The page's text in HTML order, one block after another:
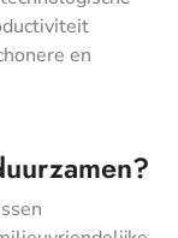
en